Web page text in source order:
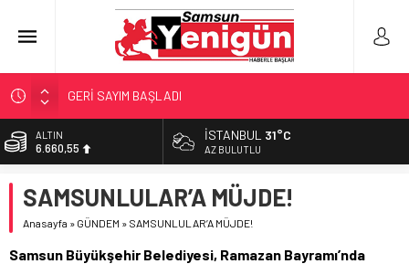
GERİ SAYIM BAŞLADI
SAMSUNSPOR’DA HEDEF 5’İNCİLİK!
‘BAFRA’YA YATIRIM YAPIN!’
YÖNETİCİ SEÇERKEN YAPILAN EN BÜYÜK HATALAR
ALTIN
6.660,55
13.779,39
DOLAR
İSTANBUL 31°C
AZ BULUTLU
SAMSUNLULAR’A MÜJDE!
Anasayfa » GÜNDEM » SAMSUNLULAR’A MÜJDE!
Samsun Büyükşehir Belediyesi, Ramazan Bayramı’nda